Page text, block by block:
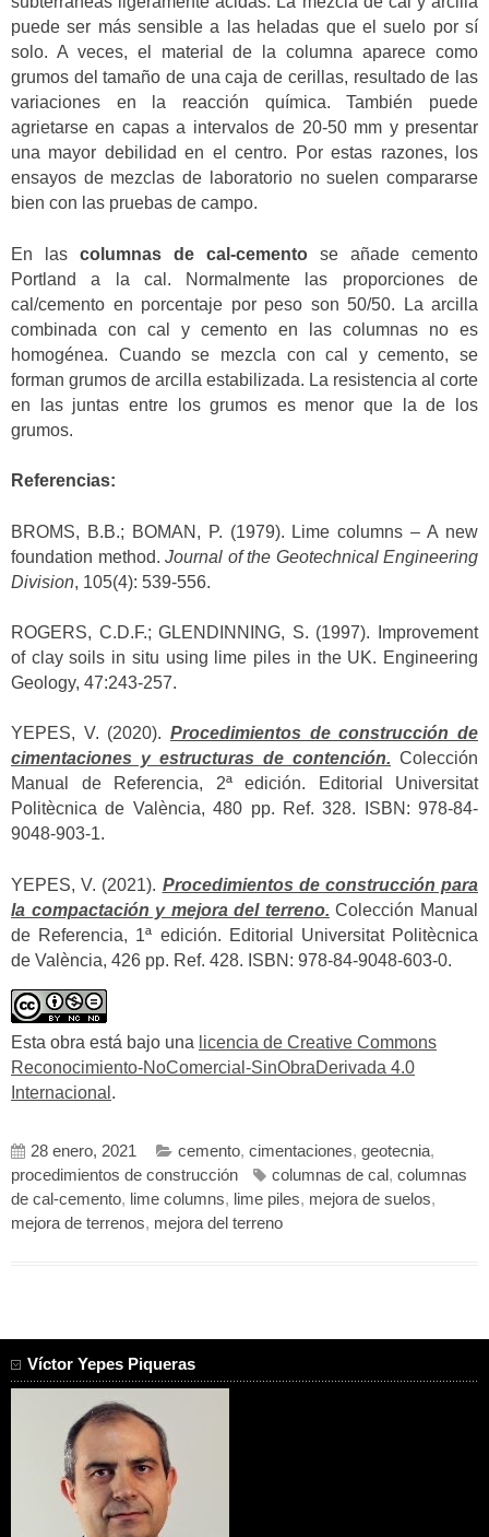
puede ser más sensible a las heladas que el suelo por sí
solo. A veces, el material de la columna aparece como
grumos del tamaño de una caja de cerillas, resultado de las
variaciones en la reacción química. También puede
agrietarse en capas a intervalos de 20-50 mm y presentar
una mayor debilidad en el centro. Por estas razones, los
ensayos de mezclas de laboratorio no suelen compararse
bien con las pruebas de campo.
En las columnas de cal-cemento se añade cemento
Portland a la cal. Normalmente las proporciones de
cal/cemento en porcentaje por peso son 50/50. La arcilla
combinada con cal y cemento en las columnas no es
homogénea. Cuando se mezcla con cal y cemento, se
forman grumos de arcilla estabilizada. La resistencia al corte
en las juntas entre los grumos es menor que la de los
grumos.
Referencias:
BROMS, B.B.; BOMAN, P. (1979). Lime columns – A new
foundation method. Journal of the Geotechnical Engineering
Division, 105(4): 539-556.
ROGERS, C.D.F.; GLENDINNING, S. (1997). Improvement
of clay soils in situ using lime piles in the UK. Engineering
Geology, 47:243-257.
YEPES, V. (2020). Procedimientos de construcción de
cimentaciones y estructuras de contención. Colección
Manual de Referencia, 2ª edición. Editorial Universitat
Politècnica de València, 480 pp. Ref. 328. ISBN: 978-84-
9048-903-1.
YEPES, V. (2021). Procedimientos de construcción para
la compactación y mejora del terreno. Colección Manual
de Referencia, 1ª edición. Editorial Universitat Politècnica
de València, 426 pp. Ref. 428. ISBN: 978-84-9048-603-0.
Esta obra está bajo una licencia de Creative Commons
Reconocimiento-NoComercial-SinObraDerivada 4.0
Internacional .
28 enero, 2021 cemento, cimentaciones, geotecnia,
procedimientos de construcción
columnas de cal , columnas
de cal-cemento, lime columns, lime piles, mejora de suelos,
mejora de terrenos, mejora del terreno
Víctor Yepes Piqueras